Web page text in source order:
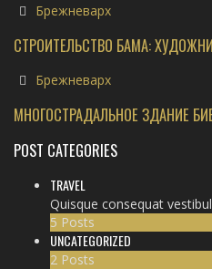
Брежневарх
СТРОИТЕЛЬСТВО БАМА:
Брежневарх
МНОГОСТРАДАЛЬНОЕ ЗДАНИЕ
POST CATEGORIES
TRAVEL
Quisque consequat
5 Posts
UNCATEGORIZED
2 Posts